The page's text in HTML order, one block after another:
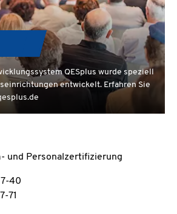
QESplus wurde speziell
entwickelt. Erfahren Sie
und Personalzertifizierung
40
71